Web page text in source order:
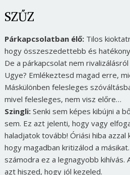
SZŰZ
Párkapcsolatban élő:Tilos
hogy összeszedettebb és
De a párkapcsolat nem
Ugye? Emlékeztesd magad erre,
Máskülönben felesleges
mivel felesleges, nem visz előre…
Szingli:Senki sem képes kibújni a
sem. Ez azt jelenti, hogy vagy
haladjatok tovább! Óriási hiba
hogy magadban kritizálod a
számodra ez a legnagyobb kihívás.
azt hiszed, hogy jól kezeled.